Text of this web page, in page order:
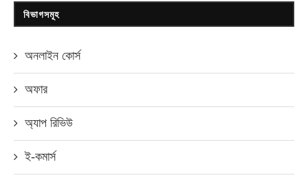
বিভাগসমূহ
অনলাইন কোর্স
অফার
অ্যাপ রিভিউ
ই-কমার্স